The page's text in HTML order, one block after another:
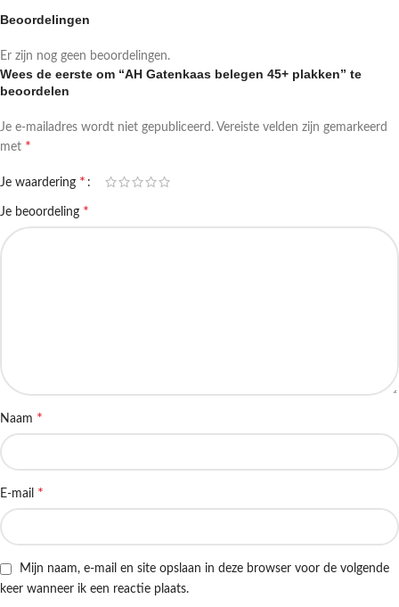
Beoordelingen
Er zijn nog geen beoordelingen.
Wees de eerste om “AH Gatenkaas belegen 45+ plakken” te
beoordelen
Je e-mailadres wordt niet gepubliceerd. Vereiste velden zijn gemarkeerd
met *
Je waardering *
Je beoordeling *
Naam *
E-mail *
Mijn naam, e-mail en site opslaan in deze browser voor de volgende
keer wanneer ik een reactie plaats.